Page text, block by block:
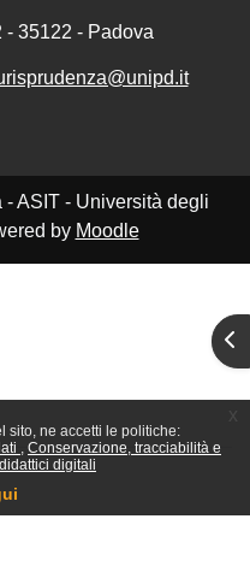
sito, ne accetti le politiche:
Conservazione, tracciabilità e
digitali
35122 - Padova
ASIT - Università degli
by Moodle